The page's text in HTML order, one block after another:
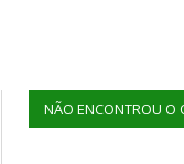
NÃO ENCONTROU O